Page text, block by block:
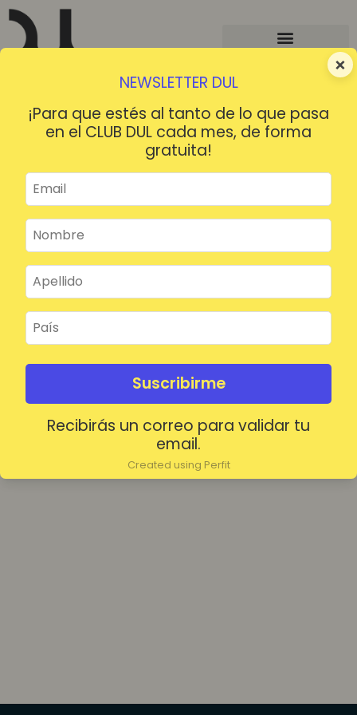
×
NEWSLETTER DUL
¡Para que estés al tanto de lo que pasa
en el CLUB DUL cada mes, de forma
gratuita!
Suscribirme
Recibirás un correo para validar tu
email.
Created using Perfit
¡HOLA!
Mantenerme conectado
Acceder